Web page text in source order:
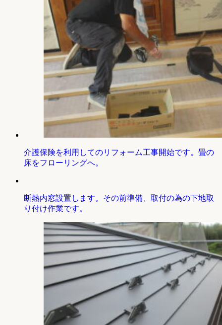
介護保険を利用してのリフォーム工事開始です。畳の
床をフローリングへ。
断熱内窓設置します。その前準備、取付の為の下地取
り付け作業です。